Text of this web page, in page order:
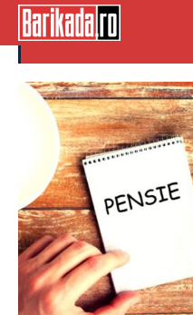
cumparare vechime